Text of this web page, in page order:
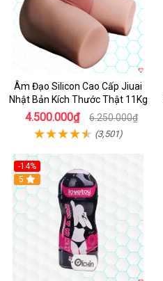
Âm Đạo Silicon Cao Cấp Jiuai
Nhật Bản Kích Thước Thật 11Kg
4.500.000₫ 6.250.000₫
(3,501)
-14%
Hot
5